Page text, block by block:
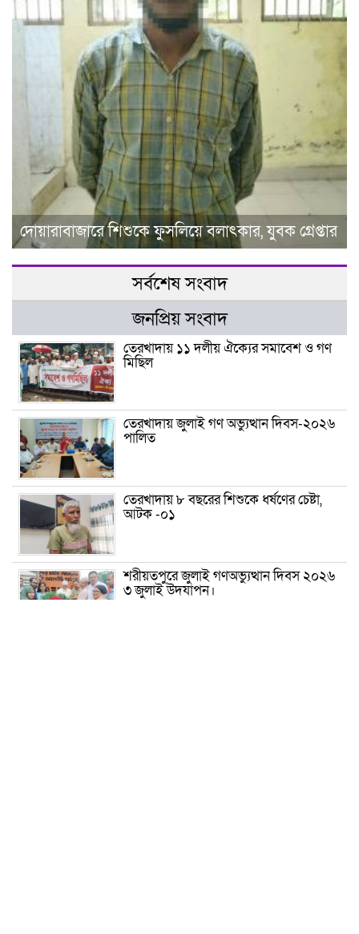
দোয়ারাবাজারে শিশুকে ফুসলিয়ে বলাৎকার, যুবক গ্রেপ্তার
সর্বশেষ সংবাদ
জনপ্রিয় সংবাদ
তেরখাদায় ১১ দলীয় ঐক্যের সমাবেশ ও গণ
মিছিল
তেরখাদায় জুলাই গণ অভ্যুত্থান দিবস-২০২৬
পালিত
তেরখাদায় ৮ বছরের শিশুকে ধর্ষণের চেষ্টা,
আটক -০১
শরীয়তপুরে জুলাই গণঅভ্যুত্থান দিবস ২০২৬
৩ জুলাই উদযাপন।